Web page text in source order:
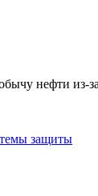
нефти из-
защиты